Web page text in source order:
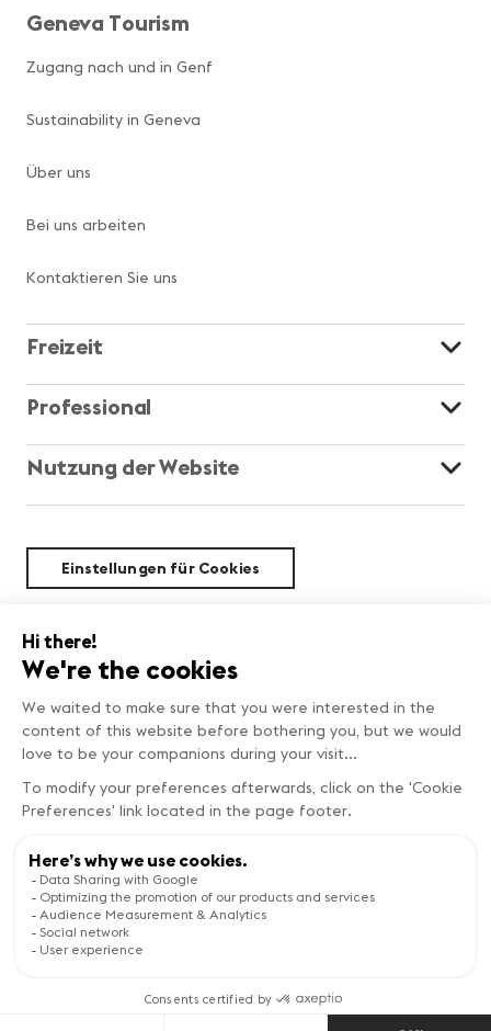
Geneva Tourism
Zugang nach und in Genf
Sustainability in Geneva
Über uns
Bei uns arbeiten
Kontaktieren Sie uns
Freizeit
Professional
Nutzung der Website
Einstellungen für Cookies
Nachhaltigkeit
Copyright © Genève Tourisme